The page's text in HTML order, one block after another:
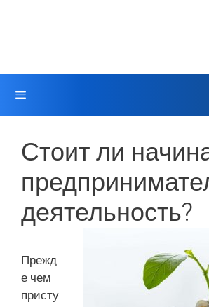
Стоит ли
деятельность?
Прежд
е чем
присту